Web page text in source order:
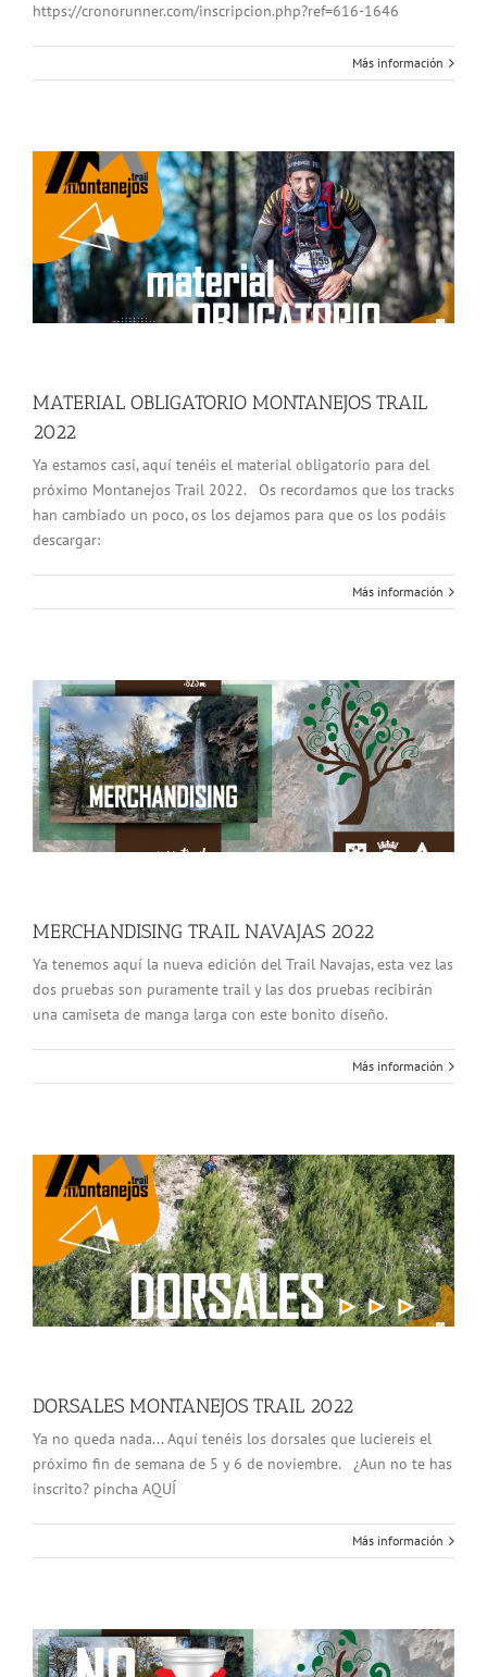
https://cronorunner.com/inscripcion.php?ref=616-1646
Más información
MATERIAL OBLIGATORIO MONTANEJOS TRAIL
2022
Ya estamos casi, aquí tenéis el material obligatorio para del
próximo Montanejos Trail 2022. Os recordamos que los tracks
han cambiado un poco, os los dejamos para que os los podáis
descargar:
Más información
MERCHANDISING TRAIL NAVAJAS 2022
Ya tenemos aquí la nueva edición del Trail Navajas, esta vez las
dos pruebas son puramente trail y las dos pruebas recibirán
una camiseta de manga larga con este bonito diseño.
Más información
DORSALES MONTANEJOS TRAIL 2022
Ya no queda nada... Aquí tenéis los dorsales que luciereis el
próximo fin de semana de 5 y 6 de noviembre. ¿Aun no te has
inscrito? pincha AQUÍ
Más información